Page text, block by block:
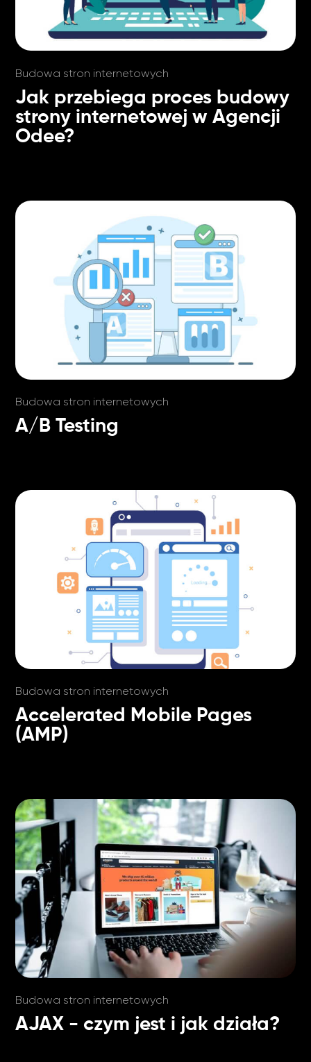
Budowa stron internetowych
Jak przebiega proces budowy
strony internetowej w Agencji
Odee?
Budowa stron internetowych
A/B Testing
Budowa stron internetowych
Accelerated Mobile Pages
(AMP)
Budowa stron internetowych
AJAX - czym jest i jak działa?